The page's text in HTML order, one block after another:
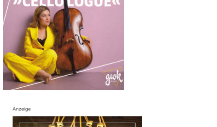
Anzeige